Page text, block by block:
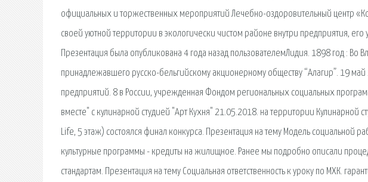
официальных и торжественных мероприятий Лечебно-оздоровительный центр
своей уютной территории в экологически чистом районе внутри предприятия,
Презентация была опубликована 4 года назад пользователемЛидия. 1898 год : Во
принадлежавшего русско-бельгийскому акционерному обществу “Алагир”. 19
предприятий. 8 в России, учрежденная Фондом региональных социальных
вместе" с кулинарной студией "Арт Кухня" 21.05.2018. на территории Кулинарной
Life, 5 этаж) состоялся финал конкурса. Презентация на тему Модель социальной
культурные программы - кредиты на жилищное. Ранее мы подробно описали
стандартам. Презентация на тему Социальная ответственность к уроку по МХК.